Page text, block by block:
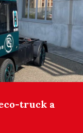
truck a